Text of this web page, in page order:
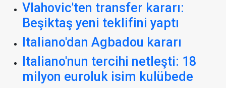
Vlahovic'ten transfer kararı:
Beşiktaş yeni teklifini yaptı
Italiano'dan Agbadou kararı
Italiano'nun tercihi netleşti: 18
milyon euroluk isim kulübede